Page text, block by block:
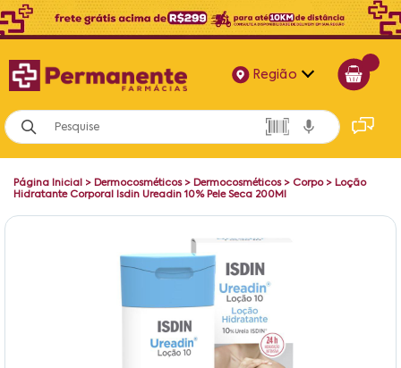
Região
Alagoas
Bahia
Paraíba
Página Inicial > Dermocosméticos> Dermocosméticos> Corpo> Loção
Hidratante Corporal Isdin Ureadin 10% Pele Seca 200Ml